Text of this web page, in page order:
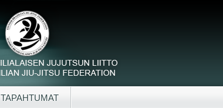
TAPAHTUMAT